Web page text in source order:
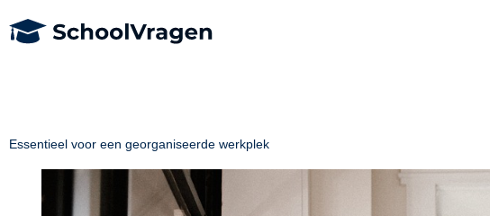
Essentieel voor een georganiseerde werkplek